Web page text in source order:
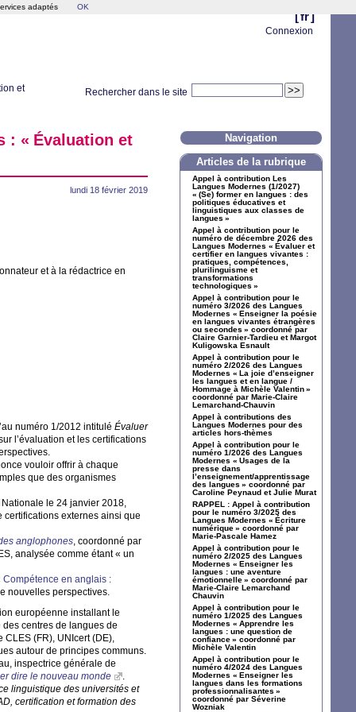
[ fr ]
Connexion
Rechercher dans le site
et
: « Évaluation et
lundi 18 février 2019
et à la rédactrice en
numéro 1/2012 intitulé Évaluer
l’évaluation et les certifications
vouloir offrir à chaque
que des organismes
le 24 janvier 2018,
certifications externes ainsi que
anglophones, coordonné par
, analysée comme étant « un
Compétence en anglais :
nouvelles perspectives.
européenne installant le
centres de langues de
CLES (FR), UNIcert (DE),
autour de principes communs.
inspectrice générale de
dire le nouveau monde
.
linguistique des universités et
, certification et formation des
Navigation
Articles de la rubrique
Appel à contribution Les
Langues Modernes (1/2027)
« (Se) former en langues : des
politiques éducatives et
linguistiques aux classes de
langues »
Appel à contribution pour le
numéro de décembre 2026 des
Langues Modernes « Évaluer et
certifier en langues vivantes :
pratiques, compétences,
plurilinguisme et
transformations
technologiques »
Appel à contribution pour le
numéro 3/2026 des Langues
Modernes « Enseigner la poésie
en langues vivantes étrangères
ou secondes » coordonné par
Claire Garnier-Tardieu et Margot
Kuligowska Esnault
Appel à contribution pour le
numéro 2/2026 des Langues
Modernes « La joie d’enseigner
les langues et en langue /
Hommage à Michèle Valentin»
coordonné par Marie-Claire
Lemarchand-Chauvin
Appel à contributions des
Langues Modernes pour des
articles hors-thèmes
Appel à contribution pour le
numéro 1/2026 des Langues
Modernes « Usages de la
presse dans
l’enseignement/apprentissage
des langues » coordonné par
Caroline Peynaud et Julie Murat
RAPPEL : Appel à contribution
pour le numéro 3/2025 des
Langues Modernes « Écriture
numérique» coordonné par
Marie-Pascale Hamez
Appel à contribution pour le
numéro 2/2025 des Langues
Modernes « Enseigner les
langues : une aventure
émotionnelle» coordonné par
Marie-Claire Lemarchand
Chauvin
Appel à contribution pour le
numéro 1/2025 des Langues
Modernes « Apprendre les
langues : une question de
confiance» coordonné par
Michèle Valentin
Appel à contribution pour le
numéro 4/2024 des Langues
Modernes « Enseigner les
langues dans les formations
professionnalisantes »
coordonné par Séverine
Wozniak
adaptés OK